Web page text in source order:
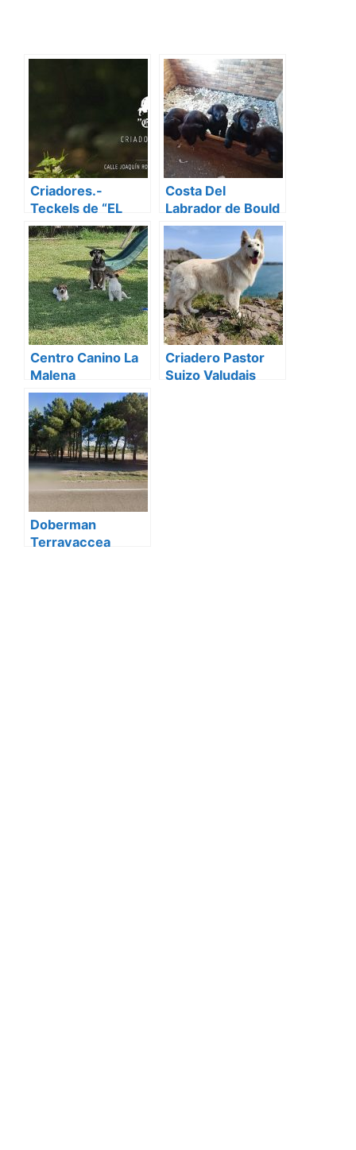
Criadores.-
Teckels de “EL
SAUZAL”
Costa Del
Labrador de Bould
Centro Canino La
Malena
Criadero Pastor
Suizo Valudais
Doberman
Terravaccea